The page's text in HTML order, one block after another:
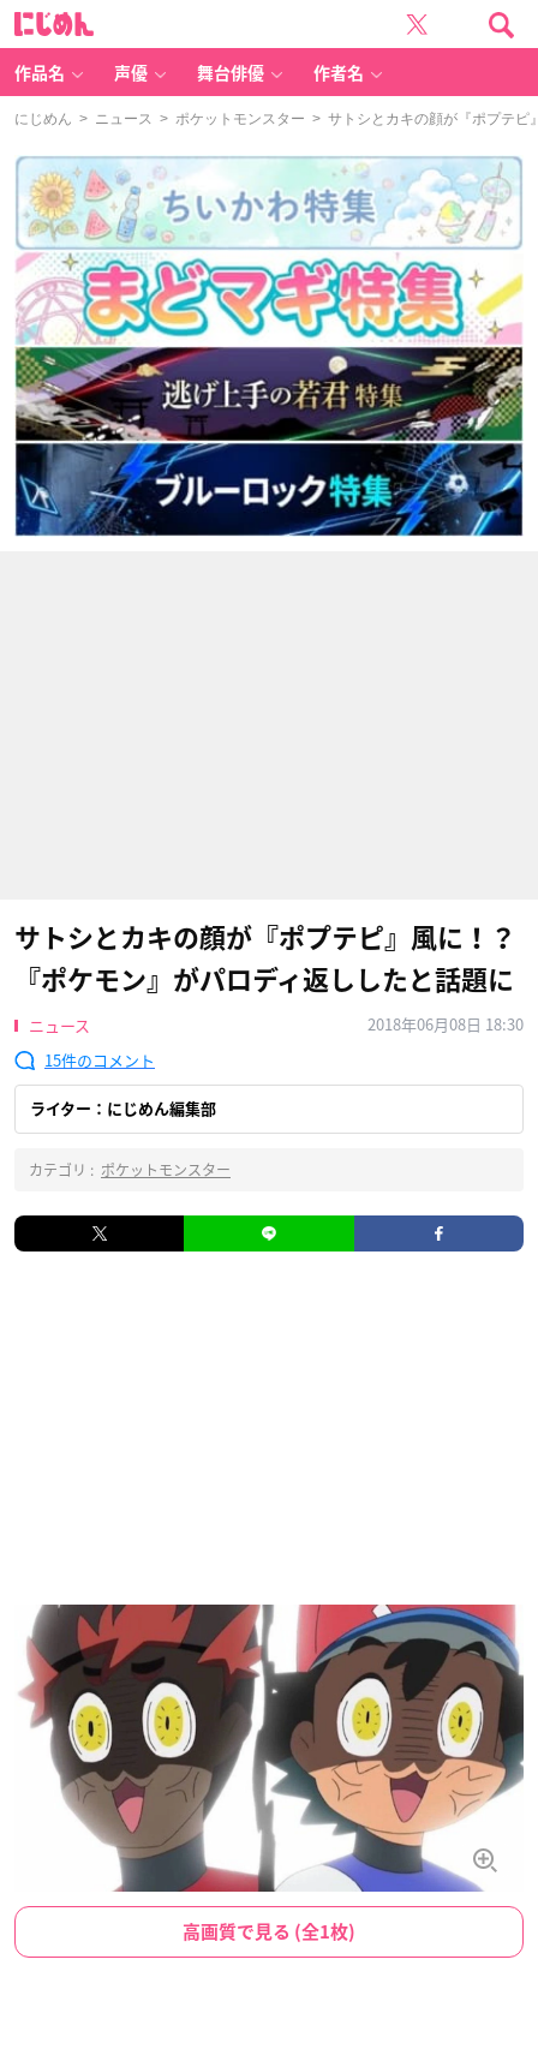
作品名 声優 舞台俳優 作者名
にじめん > ニュース > ポケットモンスター > サトシとカキの顔が『ポプテピ
サトシとカキの顔が『ポプテピ』風に！？
『ポケモン』がパロディ返ししたと話題に
ニュース
2018年06月08日 18:30
15
ライター：にじめん編集部
カテゴリ : ポケットモンスター
高画質で見る (全1枚)